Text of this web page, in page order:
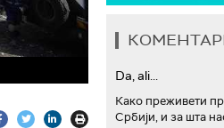
Da, ali...
Како преживети
Србији, и за шта